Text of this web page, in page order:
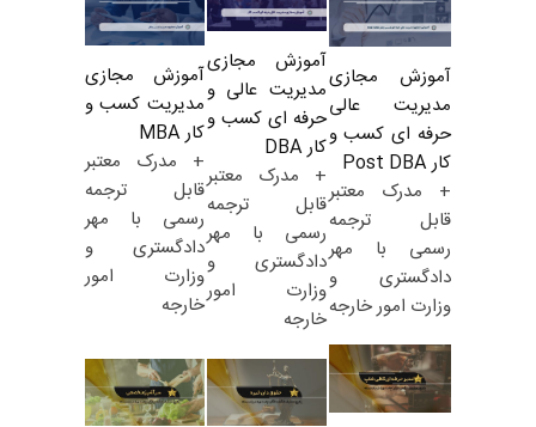
آموزش مجازی
مدیریت عالی
حرفه ای کسب و
کار Post DBA
+ مدرک معتبر
قابل ترجمه
رسمی با مهر
دادگستری و
وزارت امور خارجه
آموزش مجازی
مدیریت عالی و
حرفه ای کسب و
کار DBA
+ مدرک معتبر
قابل ترجمه
رسمی با مهر
دادگستری و
وزارت امور
خارجه
آموزش مجازی
مدیریت کسب و
کار MBA
+ مدرک معتبر
قابل ترجمه
رسمی با مهر
دادگستری و
وزارت امور
خارجه